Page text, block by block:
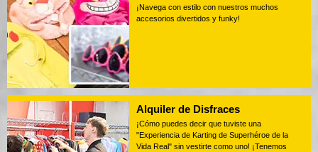
¡Navega con estilo con nuestros muchos
accesorios divertidos y funky!
Alquiler de Disfraces
¡Cómo puedes decir que tuviste una
"Experiencia de Karting de Superhéroe de la
Vida Real" sin vestirte como uno! ¡Tenemos